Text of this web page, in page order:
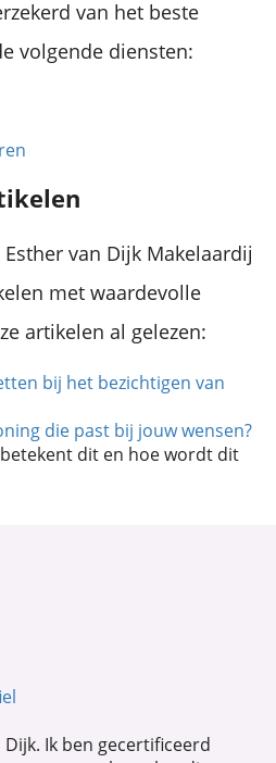
van het beste
volgende diensten:
van Dijk Makelaardij
met waardevolle
artikelen al gelezen:
bij het bezichtigen van
die past bij jouw wensen?
dit en hoe wordt dit
Ik ben gecertificeerd